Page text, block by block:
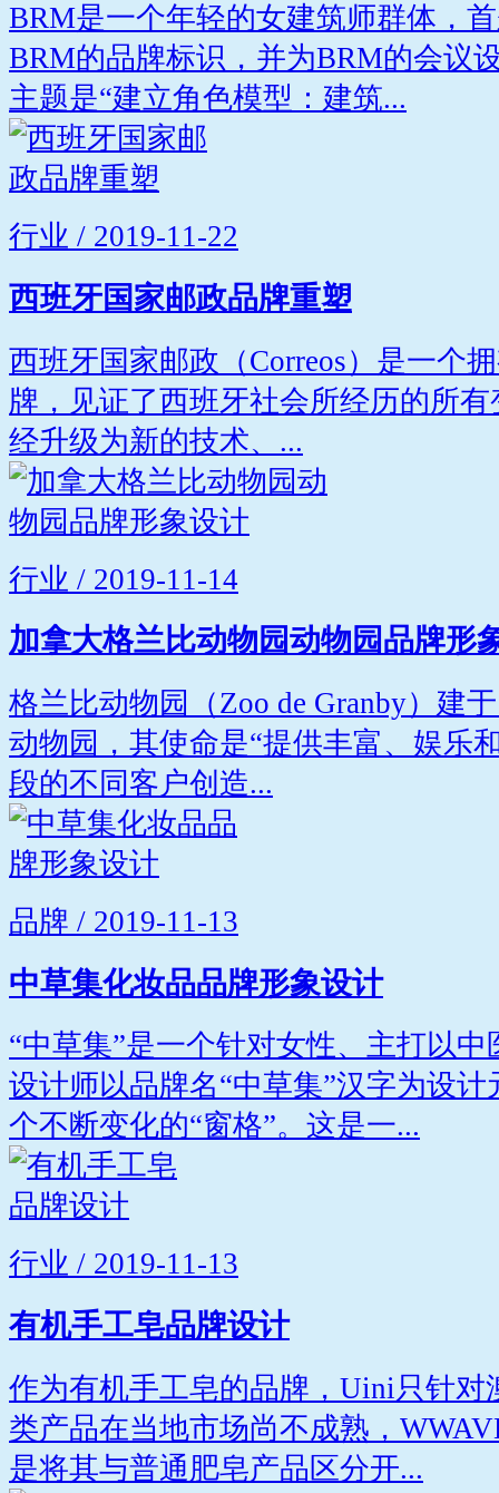
BRM是一个年轻的女建筑师群体，
BRM的品牌标识，并为BRM的会议
主题是“建立角色模型：建筑...
行业 / 2019-11-22
西班牙国家邮政品牌重塑
西班牙国家邮政（Correos）是一个
牌，见证了西班牙社会所经历的所有
经升级为新的技术、...
行业 / 2019-11-14
加拿大格兰比动物园动物园品牌形
格兰比动物园（Zoo de Granby）建
动物园，其使命是“提供丰富、娱乐
段的不同客户创造...
品牌 / 2019-11-13
中草集化妆品品牌形象设计
“中草集”是一个针对女性、主打以
设计师以品牌名“中草集”汉字为设
个不断变化的“窗格”。这是一...
行业 / 2019-11-13
有机手工皂品牌设计
作为有机手工皂的品牌，Uini只针对
类产品在当地市场尚不成熟，
是将其与普通肥皂产品区分开...